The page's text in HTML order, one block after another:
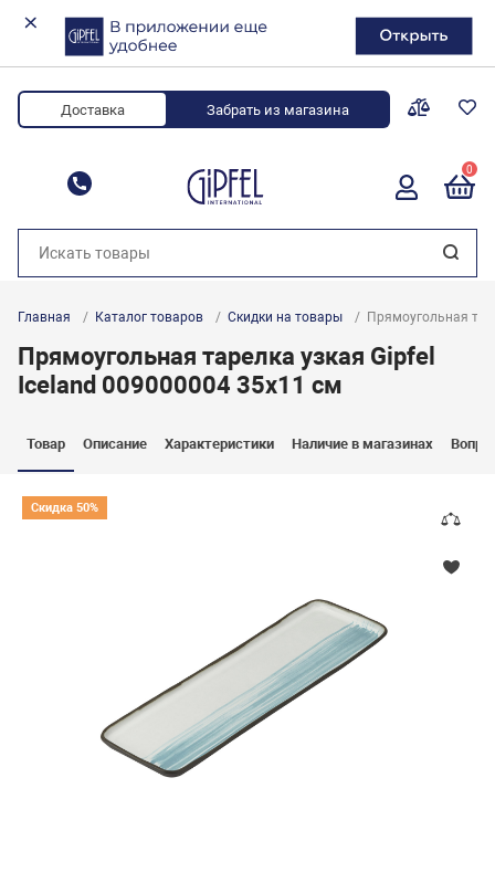
Доставка Забрать из магазина
8 (800) 700-34-88
0
Главная Каталог товаров Скидки на товары Прямоугольная
Прямоугольная тарелка узкая Gipfel
Iceland 009000004 35x11 см
Товар Описание Характеристики Наличие в магазинах
Скидка 50%